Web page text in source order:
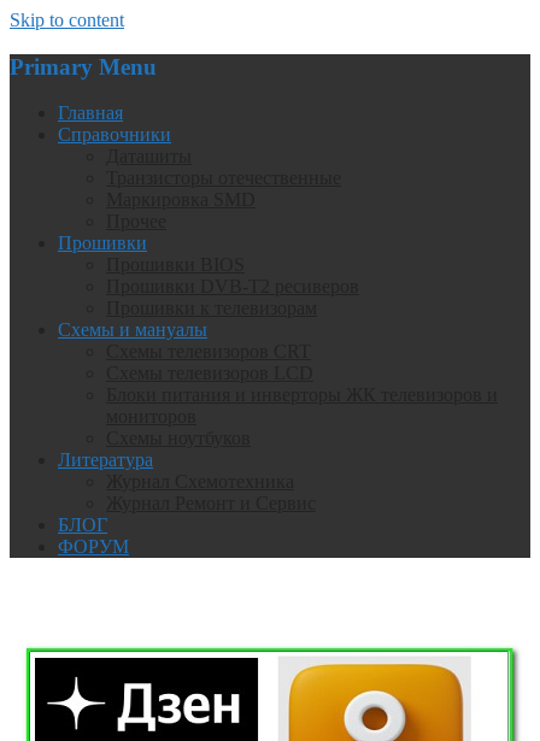
Skip to content
Primary Menu
Главная
Справочники
Прошивки
Схемы и мануалы
Литература
БЛОГ
ФОРУМ